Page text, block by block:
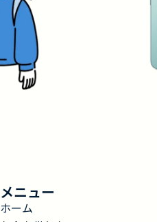
メニュー
ホーム